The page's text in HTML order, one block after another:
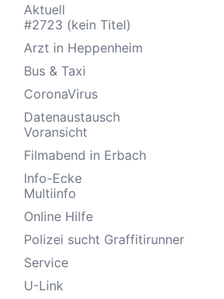
Aktuell
#2723 (kein Titel)
Arzt in Heppenheim
Bus & Taxi
CoronaVirus
Datenaustausch
Voransicht
Filmabend in Erbach
Info-Ecke
Multiinfo
Online Hilfe
Polizei sucht Graffitirunner
Service
U-Link